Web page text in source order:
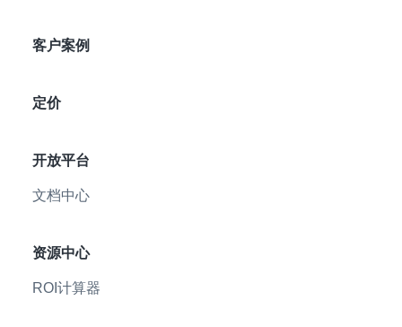
客户案例
定价
开放平台
文档中心
资源中心
ROI计算器